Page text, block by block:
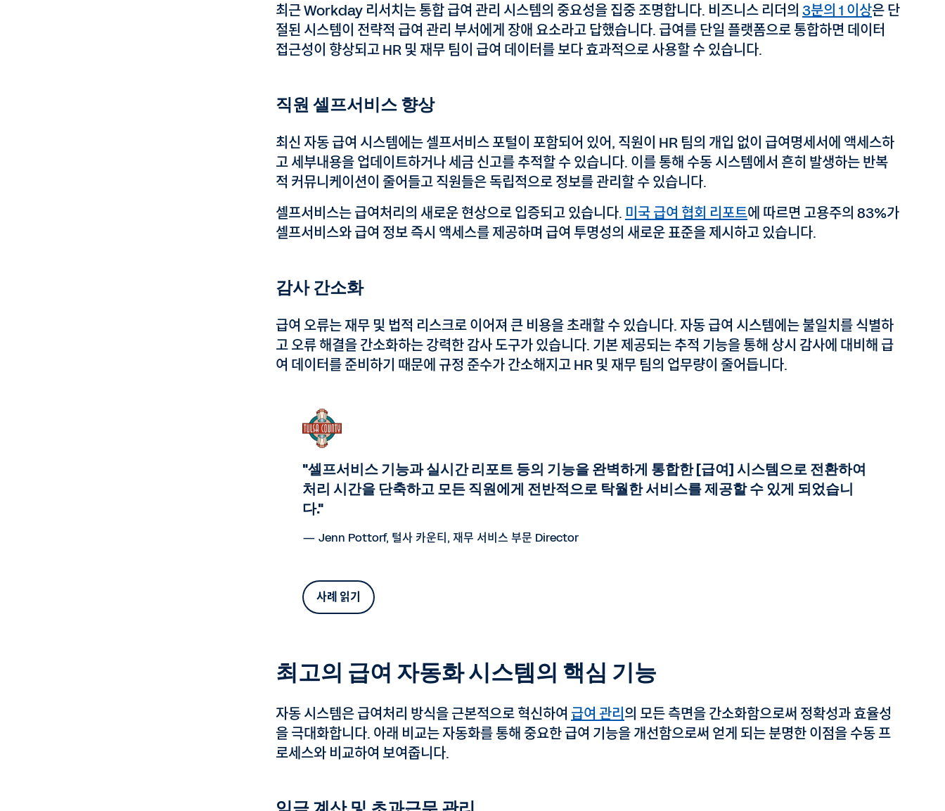
최근 Workday 리서치는 통합 급여 관리 시스템의 중요성을 집중 조명합니다. 비즈니스 리더의 3분의 1 이상은 단
절된 시스템이 전략적 급여 관리 부서에게 장애 요소라고 답했습니다. 급여를 단일 플랫폼으로 통합하면 데이터
접근성이 향상되고 HR 및 재무 팀이 급여 데이터를 보다 효과적으로 사용할 수 있습니다.
직원 셀프서비스 향상
최신 자동 급여 시스템에는 셀프서비스 포털이 포함되어 있어, 직원이 HR 팀의 개입 없이 급여명세서에 액세스하
고 세부내용을 업데이트하거나 세금 신고를 추적할 수 있습니다. 이를 통해 수동 시스템에서 흔히 발생하는 반복
적 커뮤니케이션이 줄어들고 직원들은 독립적으로 정보를 관리할 수 있습니다.
셀프서비스는 급여처리의 새로운 현상으로 입증되고 있습니다. 미국 급여 협회 리포트에 따르면 고용주의 83%가
셀프서비스와 급여 정보 즉시 액세스를 제공하며 급여 투명성의 새로운 표준을 제시하고 있습니다.
감사 간소화
급여 오류는 재무 및 법적 리스크로 이어져 큰 비용을 초래할 수 있습니다. 자동 급여 시스템에는 불일치를 식별하
고 오류 해결을 간소화하는 강력한 감사 도구가 있습니다. 기본 제공되는 추적 기능을 통해 상시 감사에 대비해 급
여 데이터를 준비하기 때문에 규정 준수가 간소해지고 HR 및 재무 팀의 업무량이 줄어듭니다.
"셀프서비스 기능과 실시간 리포트 등의 기능을 완벽하게 통합한 [급여] 시스템으로 전환하여
처리 시간을 단축하고 모든 직원에게 전반적으로 탁월한 서비스를 제공할 수 있게 되었습니
다."
— Jenn Pottorf, 털사 카운티, 재무 서비스 부문 Director
사례 읽기
최고의 급여 자동화 시스템의 핵심 기능
자동 시스템은 급여처리 방식을 근본적으로 혁신하여 급여 관리 의 모든 측면을 간소화함으로써 정확성과 효율성
을 극대화합니다. 아래 비교는 자동화를 통해 중요한 급여 기능을 개선함으로써 얻게 되는 분명한 이점을 수동 프
로세스와 비교하여 보여줍니다.